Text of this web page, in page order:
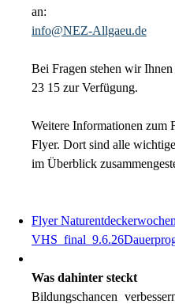
an:
info@NEZ-Allgaeu.de
Bei Fragen stehen wir
23 15 zur Verfügung.
Weitere Informationen zum
Flyer. Dort sind alle
im Überblick
Flyer
VHS_final_9.6.26
Was dahinter steckt
Bildungschancen